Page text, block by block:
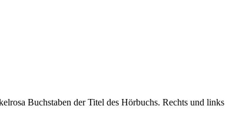
Buchstaben der Titel des Hörbuchs. Rechts und links